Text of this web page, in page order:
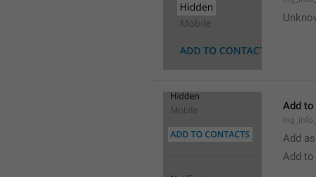
Add
Add
Add